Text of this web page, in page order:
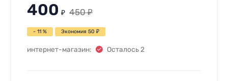
400 ₽ 450 ₽
- 11 % Экономия 50 ₽
интернет-магазин: Осталось 2